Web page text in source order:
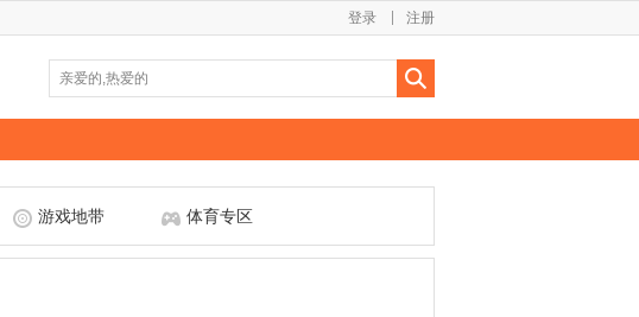
注册
登录
游戏地带 体育专区